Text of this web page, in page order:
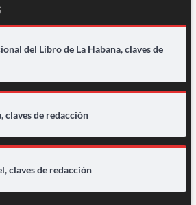
del Libro de La Habana, claves de
claves de redacción
claves de redacción